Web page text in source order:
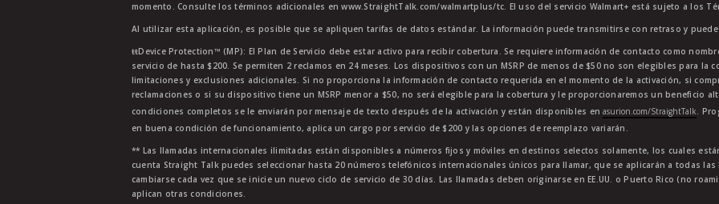
momento. Consulte los términos adicionales en www.StraightTalk.com/walmartplus/tc. El uso del servicio Walmart+ está sujeto a los
Al utilizar esta aplicación, es posible que se apliquen tarifas de datos estándar. La información puede transmitirse con retraso y
ŧŧDevice Protection™ (MP): El Plan de Servicio debe estar activo para recibir cobertura. Se requiere información de contacto como
servicio de hasta $200. Se permiten 2 reclamos en 24 meses. Los dispositivos con un MSRP de menos de $50 no son elegibles para la
limitaciones y exclusiones adicionales. Si no proporciona la información de contacto requerida en el momento de la activación, si
reclamaciones o si su dispositivo tiene un MSRP menor a $50, no será elegible para la cobertura y le proporcionaremos un beneficio
condiciones completos se le enviarán por mensaje de texto después de la activación y están disponibles enasurion.com/StraightTalk.
en buena condición de funcionamiento, aplica un cargo por servicio de $200 y las opciones de reemplazo variarán.
** Las llamadas internacionales ilimitadas están disponibles a números fijos y móviles en destinos selectos solamente, los cuales
cuenta Straight Talk puedes seleccionar hasta 20 números telefónicos internacionales únicos para llamar, que se aplicarán a todas
cambiarse cada vez que se inicie un nuevo ciclo de servicio de 30 días. Las llamadas deben originarse en EE.UU. o Puerto Rico (no
aplican otras condiciones.